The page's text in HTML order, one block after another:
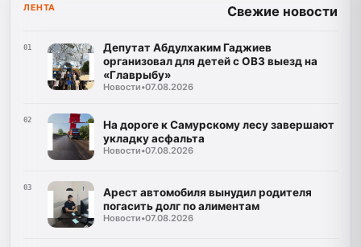
ЛЕНТА Свежие новости
01
Депутат Абдулхаким Гаджиев
организовал для детей с ОВЗ выезд на
«Главрыбу»
Новости•07.08.2026
02
На дороге к Самурскому лесу завершают
укладку асфальта
Новости•07.08.2026
03
Арест автомобиля вынудил родителя
погасить долг по алиментам
Новости•07.08.2026